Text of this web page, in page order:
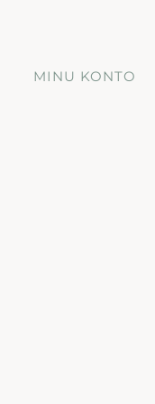
MINU KONTO